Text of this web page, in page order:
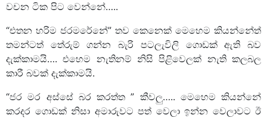
වචන ටික පිට වෙන්නේ…..
“එතන හරිම ජරමරේනේ” තව කෙනෙක් මෙහෙම කියන්නේත්
තමන්ටත් තේරුම් ගන්න බැරි පටලැවිලි ගොඩක් ඇති බව
දැක්කාමයි…. එහෙම නැතිනම් නිසි පිළිවෙලක් නැති කලබල
කාරී බවක් දැක්කාමයි.
“ජර මර අස්සේ බර කරත්ත ” කීවලු….. මෙහෙම කියන්නේ
කරදර ගොඩක් නිසා අමාරුවට පත් වෙලා ඉන්න වෙලාවට ඊ